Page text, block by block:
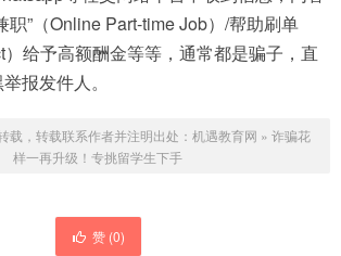
职”（Online Part-time Job）/帮助刷单
）给予高额酬金等等，通常都是骗子，直
报发件人。
载，转载联系作者并注明出处： 机遇教育网 » 诈骗花
样一再升级！专挑留学生下手
赞 (0)